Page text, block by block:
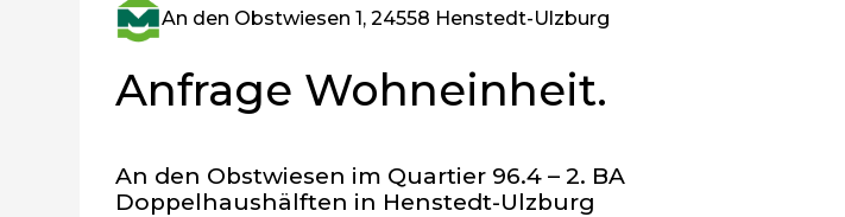
An den Obstwiesen 1, 24558 Henstedt-Ulzburg
Anfrage Wohneinheit.
An den Obstwiesen im Quartier 96.4 – 2. BA
Doppelhaushälften in Henstedt-Ulzburg